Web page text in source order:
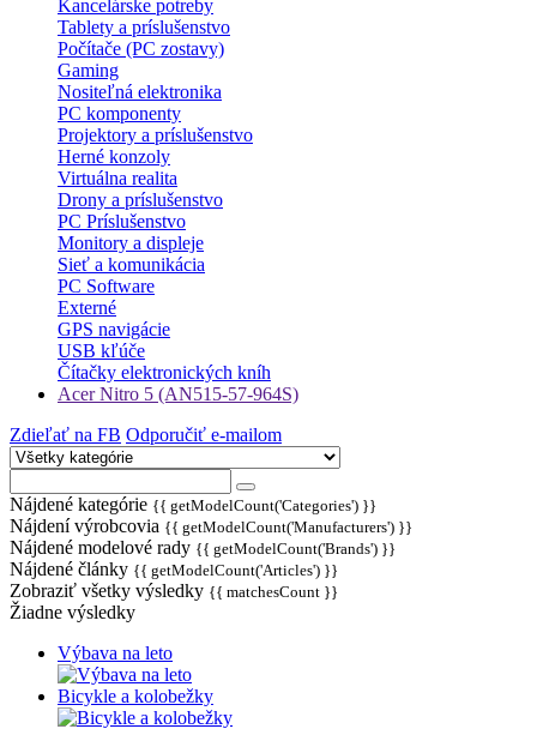
Kancelárske potreby
Tablety a príslušenstvo
Počítače (PC zostavy)
Gaming
Nositeľná elektronika
PC komponenty
Projektory a príslušenstvo
Herné konzoly
Virtuálna realita
Drony a príslušenstvo
PC Príslušenstvo
Monitory a displeje
Sieť a komunikácia
PC Software
Externé
GPS navigácie
USB kľúče
Čítačky elektronických kníh
Acer Nitro 5 (AN515-57-964S)
Zdieľať na FB Odporučiť e-mailom
Nájdené kategórie {{ getModelCount('Categories') }}
Nájdení výrobcovia {{ getModelCount('Manufacturers') }}
Nájdené modelové rady {{ getModelCount('Brands') }}
Nájdené články {{ getModelCount('Articles') }}
Zobraziť všetky výsledky {{ matchesCount }}
Žiadne výsledky
Výbava na leto
Bicykle a kolobežky